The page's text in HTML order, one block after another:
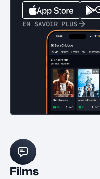
EN SAVOIR PLUS
Films